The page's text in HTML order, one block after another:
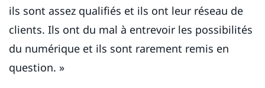
ils sont assez qualifiés et ils ont leur réseau de
clients. Ils ont du mal à entrevoir les possibilités
du numérique et ils sont rarement remis en
question. »